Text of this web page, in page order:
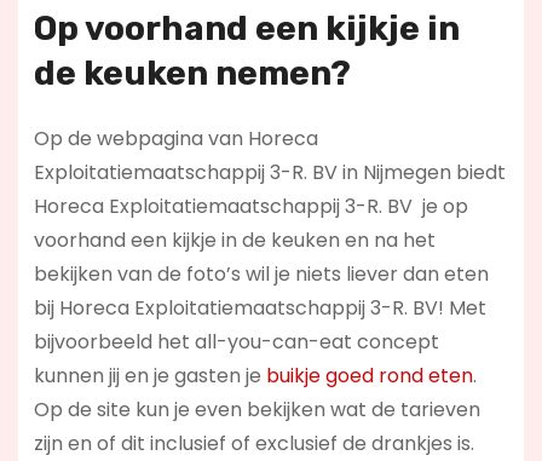
Op voorhand een kijkje in
de keuken nemen?
Op de webpagina van Horeca
Exploitatiemaatschappij 3-R. BV in Nijmegen biedt
Horeca Exploitatiemaatschappij 3-R. BV je op
voorhand een kijkje in de keuken en na het
bekijken van de foto’s wil je niets liever dan eten
bij Horeca Exploitatiemaatschappij 3-R. BV! Met
bijvoorbeeld het all-you-can-eat concept
kunnen jij en je gasten je buikje goed rond eten.
Op de site kun je even bekijken wat de tarieven
zijn en of dit inclusief of exclusief de drankjes is.